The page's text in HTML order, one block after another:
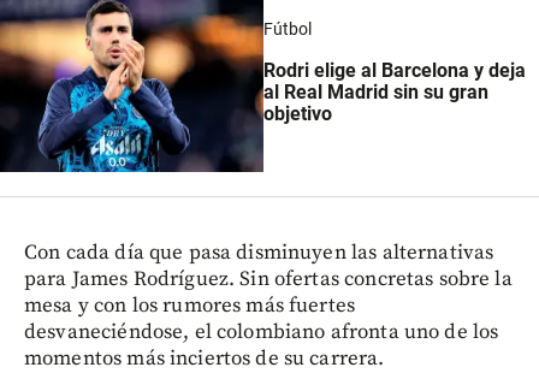
Fútbol
Rodri elige al Barcelona y deja
al Real Madrid sin su gran
objetivo
Con cada día que pasa disminuyen las alternativas
para James Rodríguez. Sin ofertas concretas sobre la
mesa y con los rumores más fuertes
desvaneciéndose, el colombiano afronta uno de los
momentos más inciertos de su carrera.